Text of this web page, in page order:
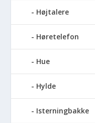
Højtalere
Høretelefon
Hue
Hylde
Isterningbakke